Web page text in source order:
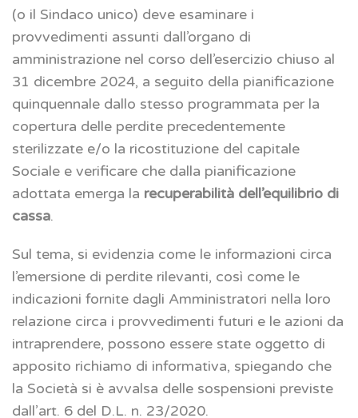
(o il Sindaco unico) deve esaminare i
provvedimenti assunti dall’organo di
amministrazione nel corso dell’esercizio chiuso al
31 dicembre 2024, a seguito della pianificazione
quinquennale dallo stesso programmata per la
copertura delle perdite precedentemente
sterilizzate e/o la ricostituzione del capitale
Sociale e verificare che dalla pianificazione
adottata emerga la recuperabilità dell’equilibrio di
cassa.
Sul tema, si evidenzia come le informazioni circa
l’emersione di perdite rilevanti, così come le
indicazioni fornite dagli Amministratori nella loro
relazione circa i provvedimenti futuri e le azioni da
intraprendere, possono essere state oggetto di
apposito richiamo di informativa, spiegando che
la Società si è avvalsa delle sospensioni previste
dall’art. 6 del D.L. n. 23/2020.